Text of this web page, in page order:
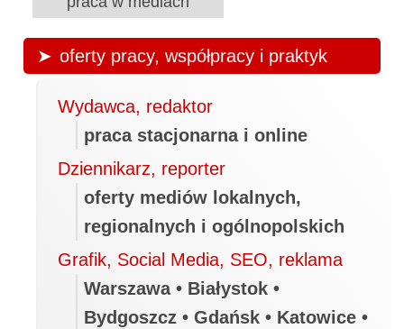
oferty pracy, współpracy i praktyk
Wydawca, redaktor
praca stacjonarna i online
Dziennikarz, reporter
oferty mediów lokalnych,
regionalnych i ogólnopolskich
Grafik, Social Media, SEO, reklama
Warszawa • Białystok •
Bydgoszcz • Gdańsk • Katowice •